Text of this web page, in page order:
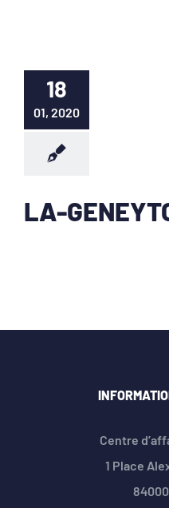
18
01, 2020
LA-
Centre
1 Place
84000